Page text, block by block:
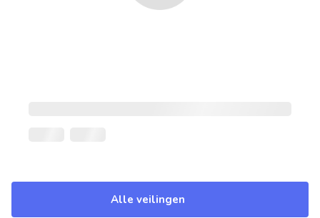
Alle veilingen